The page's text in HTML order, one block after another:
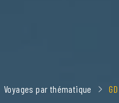
Voyages par thématique GD